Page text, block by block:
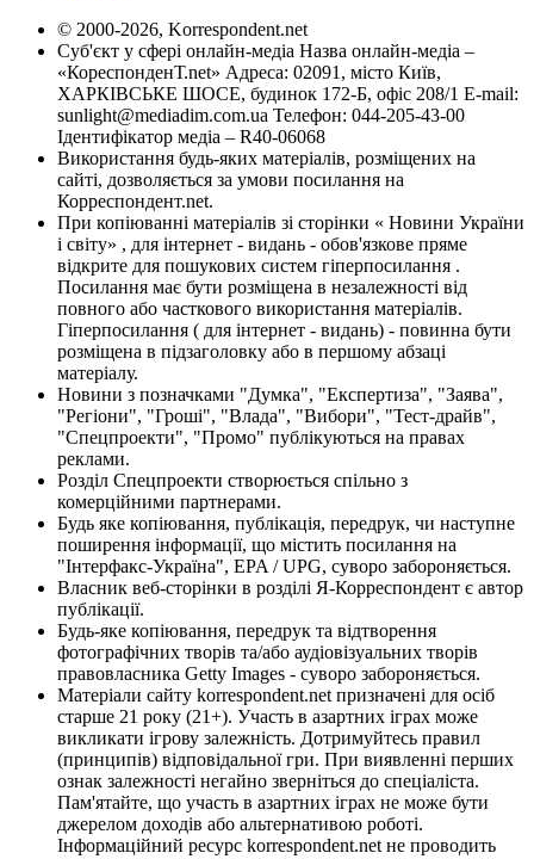
© 2000-2026, Korrespondent.net
Суб'єкт у сфері онлайн-медіа Назва онлайн-медіа –
«КореспонденТ.net» Адреса: 02091, місто Київ,
ХАРКІВСЬКЕ ШОСЕ, будинок 172-Б, офіс 208/1 E-mail:
sunlight@mediadim.com.ua Телефон: 044-205-43-00
Ідентифікатор медіа – R40-06068
Використання будь-яких матеріалів, розміщених на
сайті, дозволяється за умови посилання на
Корреспондент.net.
При копіюванні матеріалів зі сторінки « Новини України
і світу» , для інтернет - видань - обов'язкове пряме
відкрите для пошукових систем гіперпосилання .
Посилання має бути розміщена в незалежності від
повного або часткового використання матеріалів.
Гіперпосилання ( для інтернет - видань) - повинна бути
розміщена в підзаголовку або в першому абзаці
матеріалу.
Новини з позначками "Думка", "Експертиза", "Заява",
"Регіони", "Гроші", "Влада", "Вибори", "Тест-драйв",
"Спецпроекти", "Промо" публікуються на правах
реклами.
Розділ Спецпроекти створюється спільно з
комерційними партнерами.
Будь яке копіювання, публікація, передрук, чи наступне
поширення інформації, що містить посилання на
"Інтерфакс-Україна", EPA / UPG, суворо забороняється.
Власник веб-сторінки в розділі Я-Корреспондент є автор
публікації.
Будь-яке копіювання, передрук та відтворення
фотографічних творів та/або аудіовізуальних творів
правовласника Getty Images - суворо забороняється.
Матеріали сайту korrespondent.net призначені для осіб
старше 21 року (21+). Участь в азартних іграх може
викликати ігрову залежність. Дотримуйтесь правил
(принципів) відповідальної гри. При виявленні перших
ознак залежності негайно зверніться до спеціаліста.
Пам'ятайте, що участь в азартних іграх не може бути
джерелом доходів або альтернативою роботі.
Інформаційний ресурс korrespondent.net не проводить